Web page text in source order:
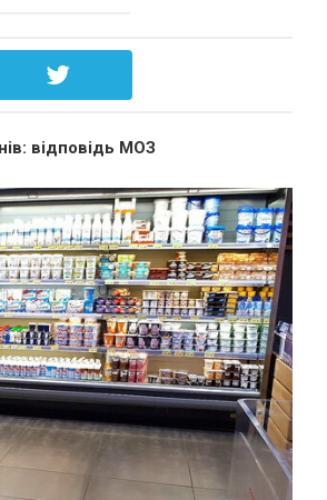
відповідь МОЗ